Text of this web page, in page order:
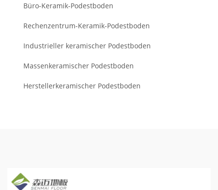
Büro-Keramik-Podestboden
Rechenzentrum-Keramik-Podestboden
Industrieller keramischer Podestboden
Massenkeramischer Podestboden
Herstellerkeramischer Podestboden